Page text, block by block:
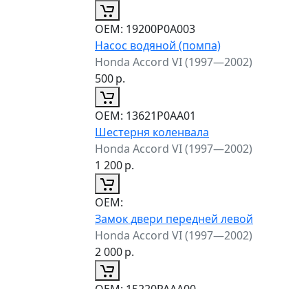
ОЕМ: 19200P0A003
Насос водяной (помпа)
Honda Accord VI (1997—2002)
500р.
ОЕМ: 13621P0AA01
Шестерня коленвала
Honda Accord VI (1997—2002)
1 200р.
ОЕМ:
Замок двери передней левой
Honda Accord VI (1997—2002)
2 000р.